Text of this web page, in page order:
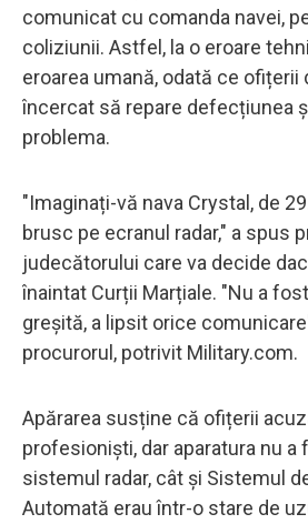
comunicat cu comanda navei,
coliziunii. Astfel, la o eroare
eroarea umană, odată ce ofițerii
încercat să repare defecțiunea
problema.
"Imaginați-vă nava Crystal, de
brusc pe ecranul radar," a spus
judecătorului care va decide
înaintat Curții Marțiale. "Nu a
greșită, a lipsit orice
procurorul, potrivit Military.com.
Apărarea susține că ofițerii
profesioniști, dar aparatura nu a
sistemul radar, cât și Sistemul
Automată erau într-o stare de